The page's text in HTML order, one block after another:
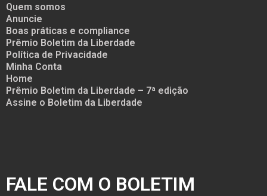
Quem somos
Anuncie
Boas práticas e compliance
Prêmio Boletim da Liberdade
Política de Privacidade
Minha Conta
Home
Prêmio Boletim da Liberdade – 7ª edição
Assine o Boletim da Liberdade
FALE COM O BOLETIM